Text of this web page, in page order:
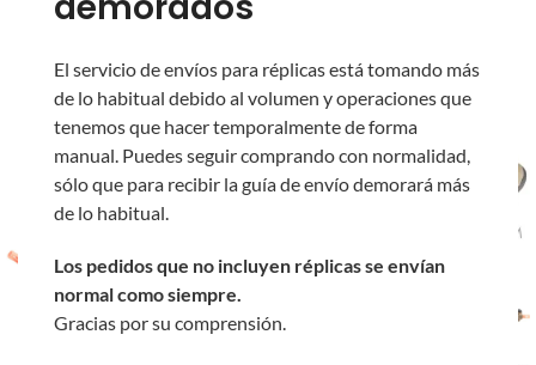
El servicio de envíos para réplicas está tomando más
de lo habitual debido al volumen y operaciones que
tenemos que hacer temporalmente de forma
manual. Puedes seguir comprando con normalidad,
sólo que para recibir la guía de envío demorará más
de lo habitual.
Los pedidos que no incluyen réplicas se envían
normal como siempre.
Gracias por su comprensión.